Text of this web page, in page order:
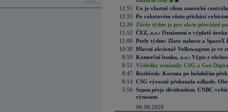
více...
12:55 Co je vlastně cílem americké
12:35 Po raketovém růstu přichází
12:26
Závěr týdne je pro akcie převážně
11:52 ČEZ, a.s.: Oznámení o výplatě
11:00 Perly týdne: Zlato nahoru a SpaceX
10:30 Hlavní akcionář Volkswagenu je ve
8:59 Komerční banka, a.s.: Výpis z
8:51
Výsledky oznámily CSG a Gen
8:47 Rozbřesk: Koruna po holubičím
8:14 CSG výrazně překonala odhady.
5:50 Srpen přeje dividendám. CNBC
výnosem
06.08.2026